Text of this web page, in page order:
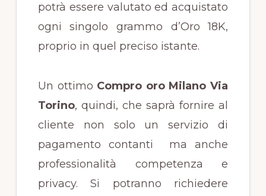
potrà essere valutato ed acquistato
ogni singolo grammo d’Oro 18K,
proprio in quel preciso istante.
Un ottimo Compro oro Milano Via
Torino, quindi, che saprà fornire al
cliente non solo un servizio di
pagamento contanti ma anche
professionalità competenza e
privacy. Si potranno richiedere